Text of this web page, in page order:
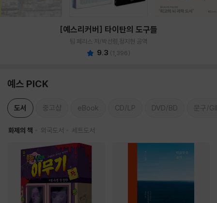
[예스리커버] 타이탄의 도구들
팀 페리스 저/박선령,정지현 공역
9.3 (1,396)
예스 PICK
도서 중고샵 eBook CD/LP DVD/BD 문구/
화제의 책 외국도서 세트도서